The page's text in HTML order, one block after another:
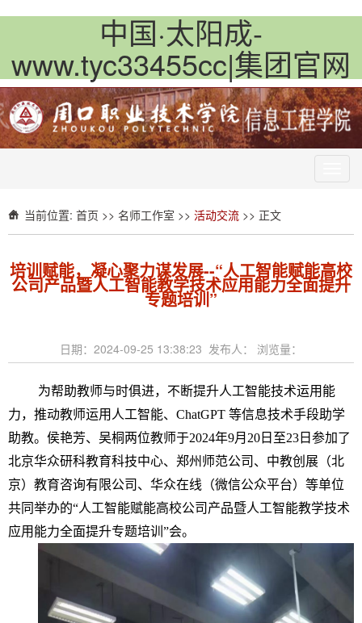
中国·太阳成-
www.tyc33455cc|集团官网
当前位置: 首页 >> 名师工作室 >> 活动交流 >> 正文
培训赋能，凝心聚力谋发展--“人工智能赋能高校
公司产品暨人工智能教学技术应用能力全面提升
专题培训”
日期：2024-09-25 13:38:23 发布人： 浏览量：
为帮助教师与时俱进，不断提升人工智能技术运用能
力，推动教师运用人工智能、ChatGPT 等信息技术手段助学
助教。侯艳芳、吴桐两位教师于2024年9月20日至23日参加了
北京华众研科教育科技中心、郑州师范公司、中教创展（北
京）教育咨询有限公司、华众在线（微信公众平台）等单位
共同举办的“人工智能赋能高校公司产品暨人工智能教学技术
应用能力全面提升专题培训”会。